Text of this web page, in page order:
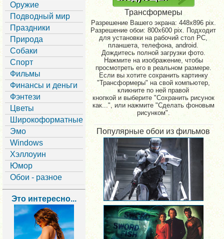
Оружие
Подводный мир
Праздники
Природа
Собаки
Спорт
Фильмы
Финансы и деньги
Фэнтези
Цветы
Широкоформатные
Эмо
Windows
Хэллоуин
Юмор
Обои - разное
Это интересно...
Трансформеры
Разрешение Вашего экрана:448x896 pix.
Разрешение обои: 800x600 pix. Подходит
для установки на рабочий стол PC,
планшета, телефона, android.
Дождитесь полной загрузки фото.
Нажмите на изображение, чтобы
просмотреть его в реальном размере.
Если вы хотите сохранить картинку
"Трансформеры" на свой компьютер,
кликните по ней правой
кнопкой и выберите "Сохранить рисунок
как...", или нажмите "Сделать фоновым
рисунком".
Популярные обои из фильмов